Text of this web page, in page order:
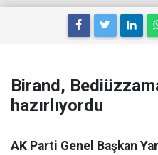
Birand,
hazırlıyordu
AK Parti Genel Başkan